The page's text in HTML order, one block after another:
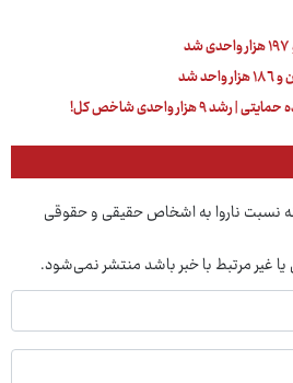
واحدی شاخص کل!
نسبت ناروا به اشخاص حقیقی و حقوقی
یا غیر مرتبط با خبر باشد منتشر نمی‌شود.